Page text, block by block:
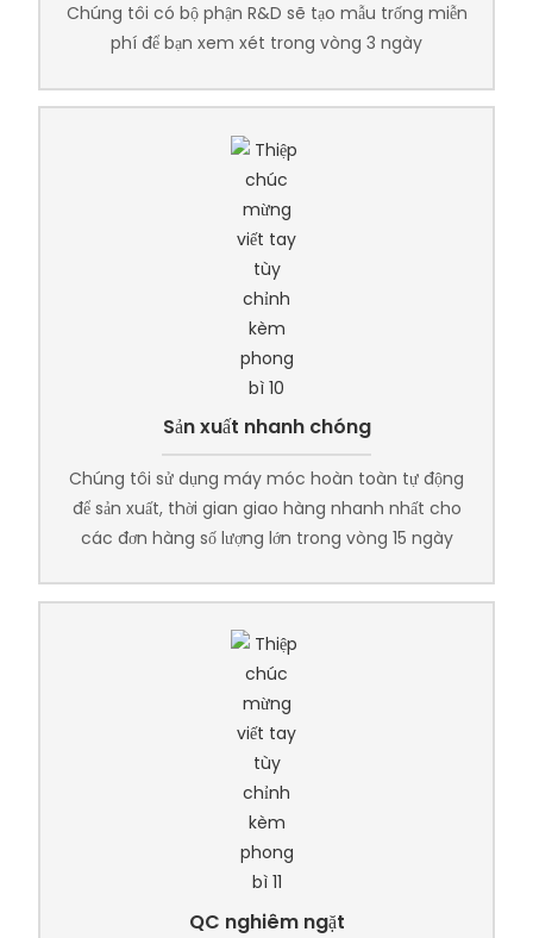
Chúng tôi có bộ phận R&D sẽ tạo mẫu trống miễn
phí để bạn xem xét trong vòng 3 ngày
Sản xuất nhanh chóng
Chúng tôi sử dụng máy móc hoàn toàn tự động
để sản xuất, thời gian giao hàng nhanh nhất cho
các đơn hàng số lượng lớn trong vòng 15 ngày
QC nghiêm ngặt